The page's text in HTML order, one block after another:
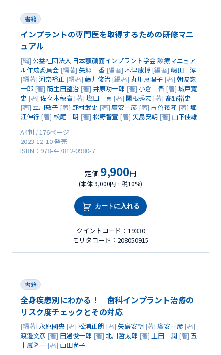
書籍
インプラントの専門医を取得するための研修マニ
ュアル
[編] 公益社団法人 日本顎顔面インプラント学会 診療マニュア
ル作成委員会 [編著] 矢郷 香 [編著] 木津康博 [編著] 嶋田 淳
[編著] 河奈裕正 [編著] 藤井俊治 [編著] 丸川恵理子 [著] 朝波惣
一郎 [著] 莇生田整治 [著] 井原功一郎 [著] 小倉 晋 [著] 城戸寛
史 [著] 佐々木穂高 [著] 塩田 真 [著] 関根秀志 [著] 髙野裕史
[著] 立川敬子 [著] 野村武史 [著] 廣安一彦 [著] 古谷義隆 [著] 堀
江伸行 [著] 松尾 朗 [著] 松野智宣 [著] 矢島安朝 [著] 山下佳雄
A4判 / 176ページ
2023-12-10 発売
ISBN：978-4-7812-0980-7
定価 9,900円
(本体 9,000円＋税10%)
カートに入れる
クイントコード：19330
モリタコード：208050915
書籍
全身疾患別にわかる！ 歯科インプラント治療の
リスク度チェックとその対応
[編著] 永原國央 [著] 松浦正朗 [著] 矢島安朝 [著] 廣安一彦 [著]
渡邉文彦 [著] 田邊俊一郎 [著] 北川哲太郎 [著] 上田 潤 [著] 五
十嵐隆一 [著] 山田尚子